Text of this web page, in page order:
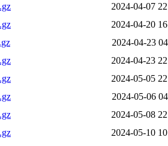
2024-04-07
2024-04-20
2024-04-23
2024-04-23
2024-05-05
2024-05-06
2024-05-08
2024-05-10